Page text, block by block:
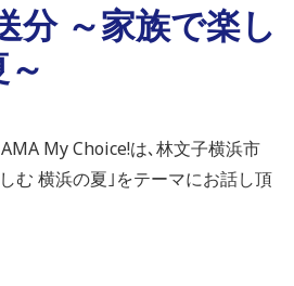
分 ～家族で楽し
My Choice!は､林文子横浜市
む 横浜の夏｣をテーマにお話し頂